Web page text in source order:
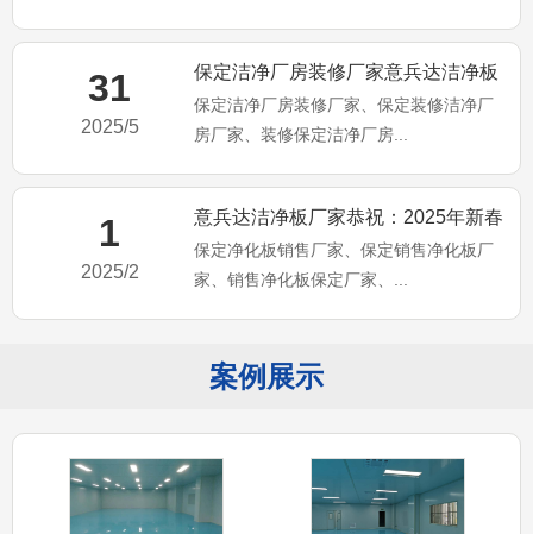
31
2025/5
保定洁净厂房装修厂家意兵达洁净板
厂家端午佳节祝大家：端午安
保定洁净厂房装修厂家、保定装修洁净厂
房厂家、装修保定洁净厂房...
1
2025/2
意兵达洁净板厂家恭祝：2025年新春
愉快、万事如意。保定净
保定净化板销售厂家、保定销售净化板厂
家、销售净化板保定厂家、...
案例展示